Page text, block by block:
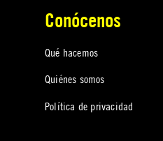
Conócenos
Qué hacemos
Quiénes somos
Política de privacidad